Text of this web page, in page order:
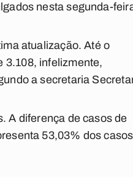
nesta segunda-
atualização. Até o
3.108, infelizmente,
a secretaria
A diferença de casos de
53,03% dos